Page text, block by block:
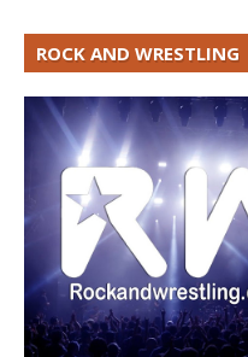
ROCK AND WRESTLING